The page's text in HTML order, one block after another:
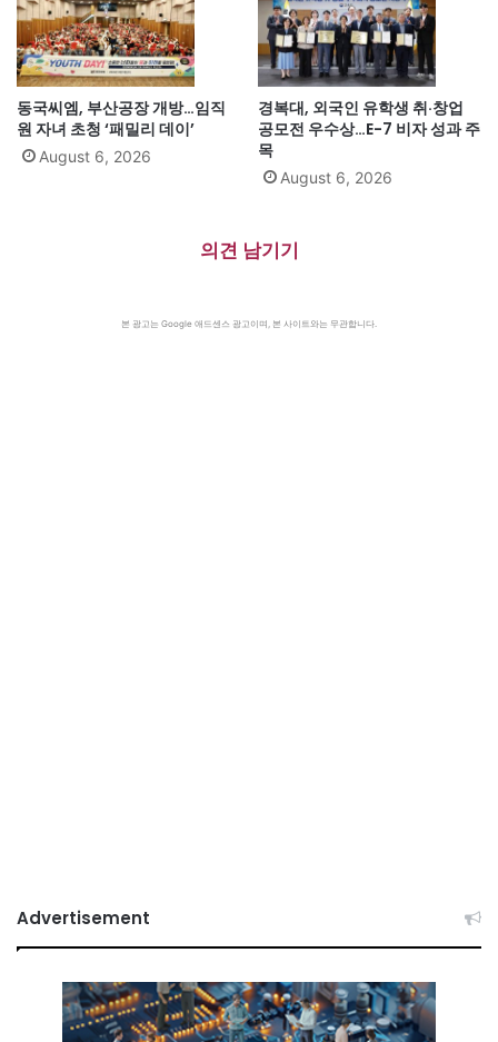
동국씨엠, 부산공장 개방…임직
원 자녀 초청 ‘패밀리 데이’
August 6, 2026
경복대, 외국인 유학생 취·창업
공모전 우수상…E-7 비자 성과 주
목
August 6, 2026
의견 남기기
본 광고는 Google 애드센스 광고이며, 본 사이트와는 무관합니다.
Advertisement